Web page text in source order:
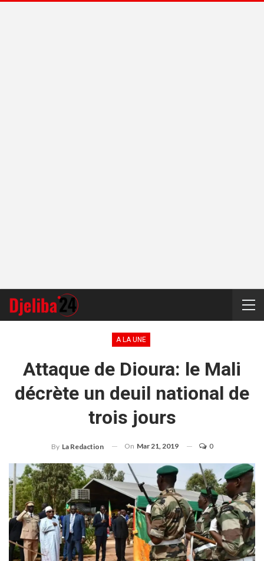
A LA UNE
Attaque de Dioura: le Mali
décrète un deuil national de
trois jours
By La Redaction On Mar 21, 2019 0